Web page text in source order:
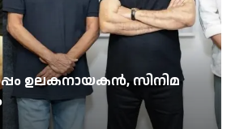
ഉലകനായകന്‍, സിനിമ